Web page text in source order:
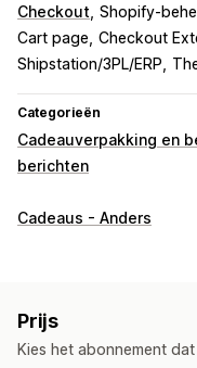
Checkout Shopify-
Cart page Checkout
Shipstation/3PL/ERP
Categorieën
Cadeauverpakking en
berichten
Cadeau-opties
Aanpassing
Automatisch taggen
Cadeaus - Anders
Prijs
Kies het abonnement